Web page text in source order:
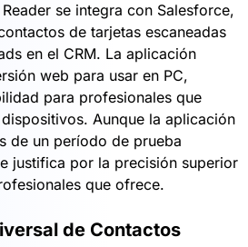
se integra con Salesforce,
de tarjetas escaneadas
en el CRM. La aplicación
web para usar en PC,
para profesionales que
Aunque la aplicación
de un período de prueba
justifica por la precisión superior
que ofrece.
de Contactos